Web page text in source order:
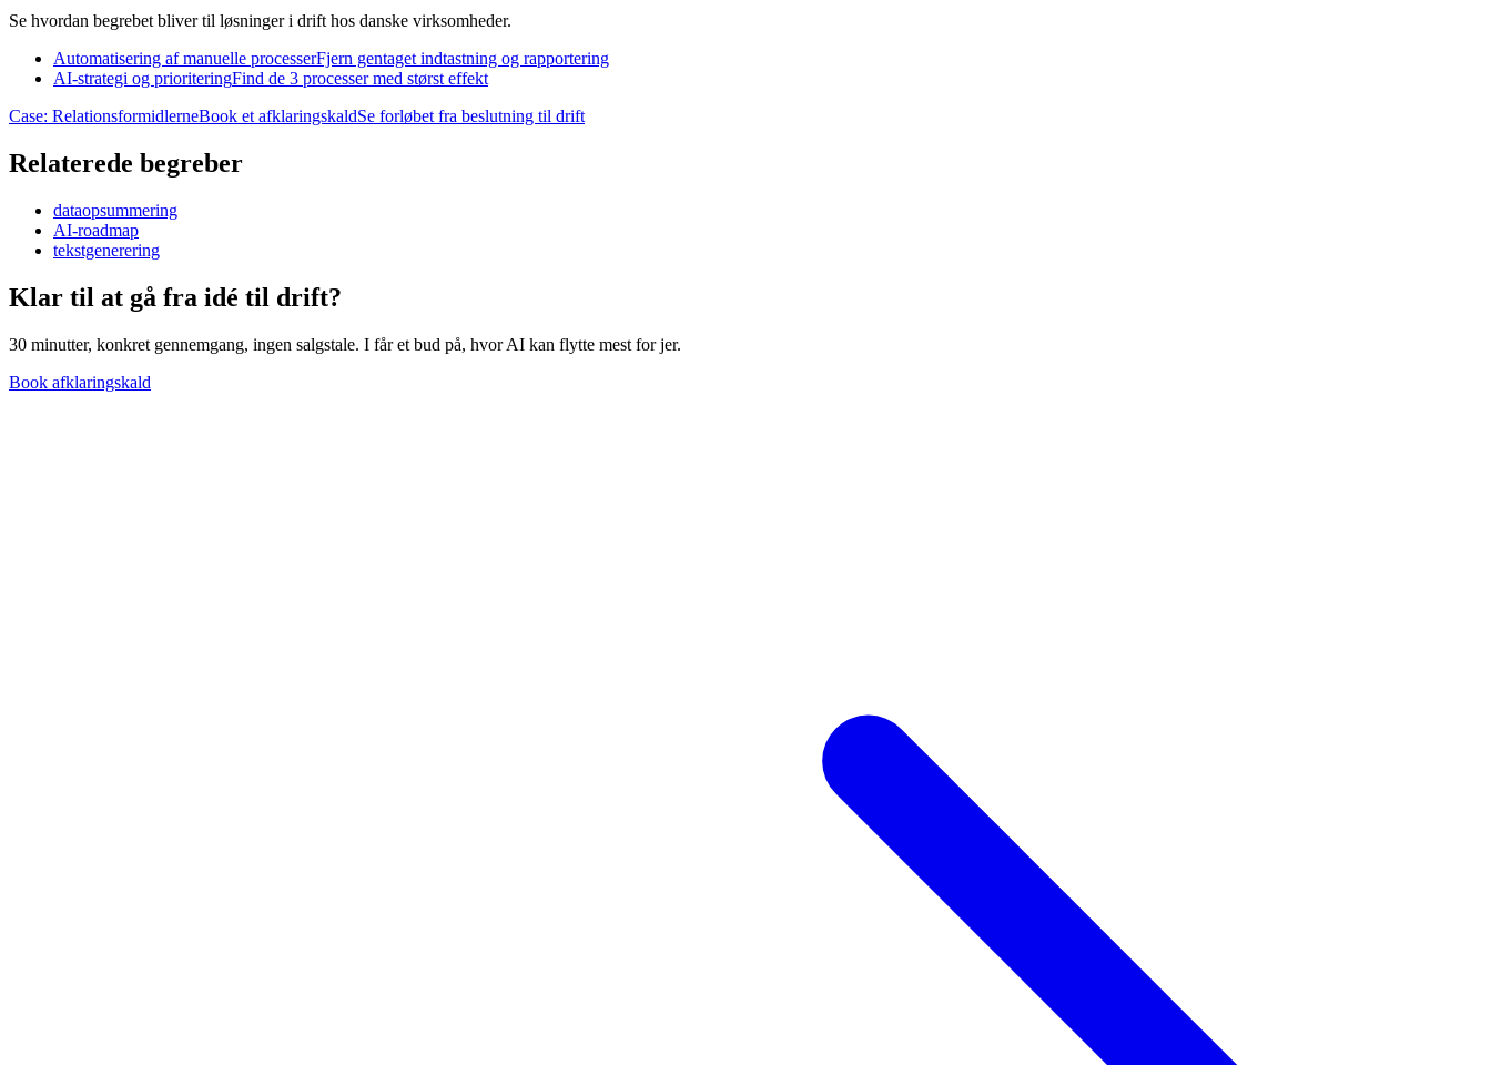
Se hvordan begrebet bliver til løsninger i drift hos danske virksomheder.
Automatisering af manuelle processerFjern gentaget indtastning og rapportering
AI-strategi og prioriteringFind de 3 processer med størst effekt
Case: RelationsformidlerneBook et afklaringskaldSe forløbet fra beslutning til drift
Relaterede begreber
dataopsummering
AI-roadmap
tekstgenerering
Klar til at gå fra idé til drift?
30 minutter, konkret gennemgang, ingen salgstale. I får et bud på, hvor AI kan flytte mest for jer.
Book afklaringskald